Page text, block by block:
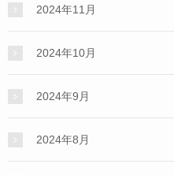
2024年11月
2024年10月
2024年9月
2024年8月